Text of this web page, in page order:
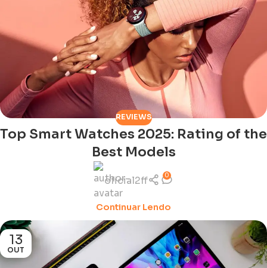
REVIEWS
Top Smart Watches 2025: Rating of the
Best Models
oficial2ff 0
Continuar Lendo
13
OUT